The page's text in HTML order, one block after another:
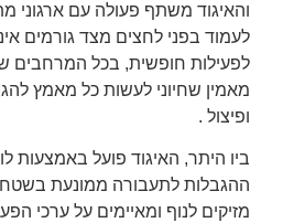
והאיגוד משתף פעולה עם ארגוני
לעמוד בפני לחצים מצד גורמים
לפעילות חופשית, בכל המרחבים
מאמין שחיוני לעשות כל מאמץ
ופיצול .
ביו היתר, האיגוד פועל באמצעות
ההגבלות לתעבורה ממונעת
מזיקים לנוף ומאיימים על ערכי